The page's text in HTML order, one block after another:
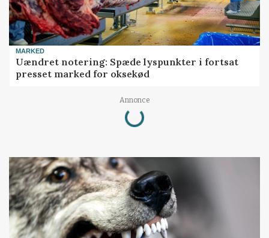
MARKED
Uændret notering: Spæde lyspunkter i fortsat
presset marked for oksekød
Annonce
Loading...